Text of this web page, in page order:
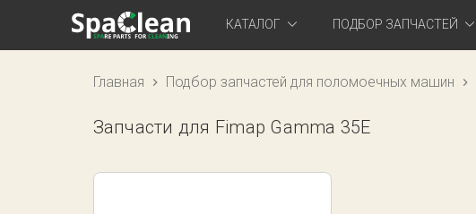
КАТАЛОГ ПОДБОР ЗАПЧАСТЕЙ
Главная Подбор запчастей для поломоечных машин
Запчасти для Fimap Gamma 35E